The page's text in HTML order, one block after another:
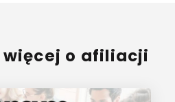
więcej o afiliacji